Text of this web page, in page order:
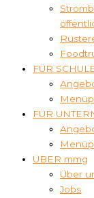
FÜR
FÜR
ÜBER mmg
Über
Jobs